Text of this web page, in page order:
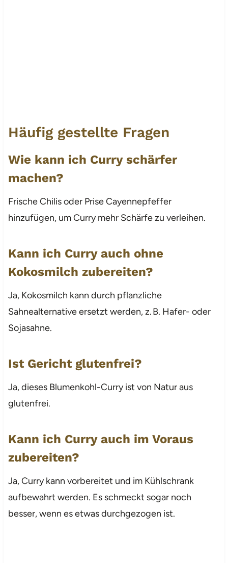
Häufig gestellte Fragen
Wie kann ich Curry schärfer
machen?
Frische Chilis oder Prise Cayennepfeffer
hinzufügen, um Curry mehr Schärfe zu verleihen.
Kann ich Curry auch ohne
Kokosmilch zubereiten?
Ja, Kokosmilch kann durch pflanzliche
Sahnealternative ersetzt werden, z. B. Hafer- oder
Sojasahne.
Ist Gericht glutenfrei?
Ja, dieses Blumenkohl-Curry ist von Natur aus
glutenfrei.
Kann ich Curry auch im Voraus
zubereiten?
Ja, Curry kann vorbereitet und im Kühlschrank
aufbewahrt werden. Es schmeckt sogar noch
besser, wenn es etwas durchgezogen ist.